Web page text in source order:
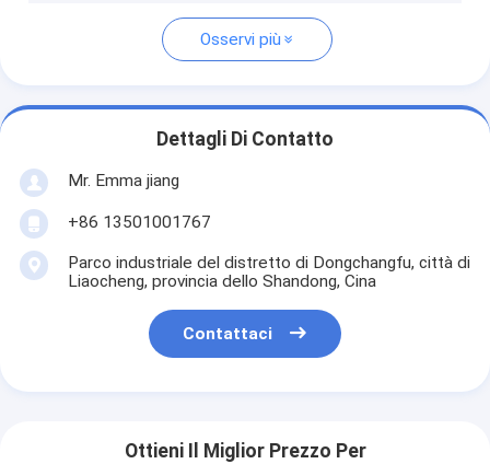
Osservi più
Dettagli Di Contatto
Mr. Emma jiang
+86 13501001767
Parco industriale del distretto di Dongchangfu, città di
Liaocheng, provincia dello Shandong, Cina
Contattaci
Ottieni Il Miglior Prezzo Per